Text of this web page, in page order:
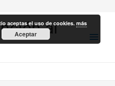
al
aceptas el uso de cookies.más
Aceptar